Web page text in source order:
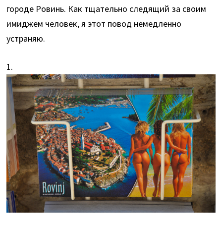
городе Ровинь. Как тщательно следящий за своим
имиджем человек, я этот повод немедленно
устраняю.
1.